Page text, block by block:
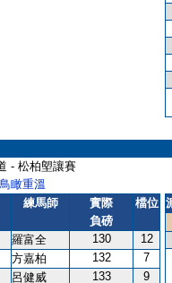
- 松柏塱讓賽
瞰重溫
練馬師
實際
負磅
檔位
羅富全 130
12
方嘉柏 132
7
呂健威 133
9